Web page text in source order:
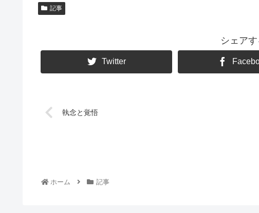
記事
シェアす
Twitter
執念と覚悟
ホーム 記事